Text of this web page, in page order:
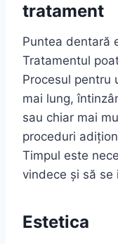
tratament
Puntea dentară
Tratamentul
Procesul pentru
mai lung,
sau chiar mai
proceduri
Timpul este
vindece și să se
Estetica